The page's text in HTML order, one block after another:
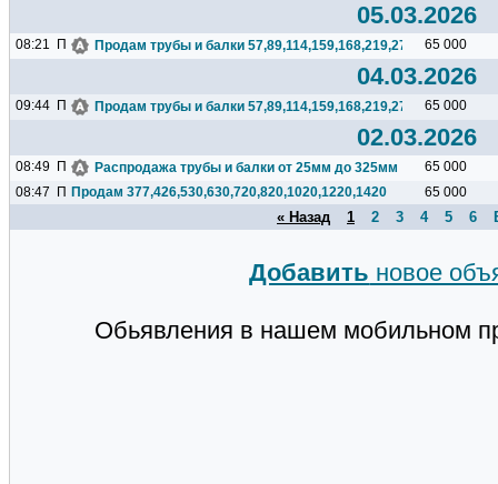
05.03.2026
08:21 П Продам трубы и балки 65 000
04.03.2026
09:44 П Продам трубы и балки 65 000
02.03.2026
08:49 П Распродажа трубы и балки от 25мм до 325мм
65 000
08:47
П Продам 377,426,530,630,720,820,1020,1220,1420 65 000
« Назад 1 2 3 4 5 6
Добавить новое
Обьявления в нашем мобильном